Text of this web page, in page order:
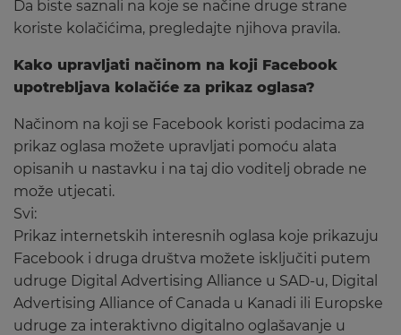
Da biste saznali na koje se načine druge strane
koriste kolačićima, pregledajte njihova pravila.
Kako upravljati načinom na koji Facebook
upotrebljava kolačiće za prikaz oglasa?
Načinom na koji se Facebook koristi podacima za
prikaz oglasa možete upravljati pomoću alata
opisanih u nastavku i na taj dio voditelj obrade ne
može utjecati.
Svi:
Prikaz internetskih interesnih oglasa koje prikazuju
Facebook i druga društva možete isključiti putem
udruge Digital Advertising Alliance u SAD-u, Digital
Advertising Alliance of Canada u Kanadi ili Europske
udruge za interaktivno digitalno oglašavanje u